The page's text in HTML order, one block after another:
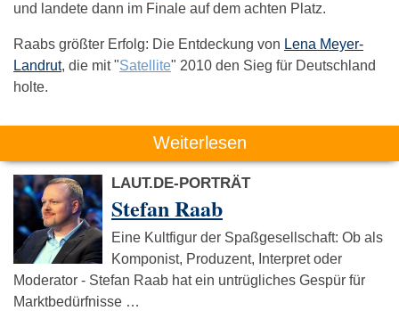
und landete dann im Finale auf dem achten Platz.
Raabs größter Erfolg: Die Entdeckung von Lena Meyer-
Landrut, die mit "Satellite" 2010 den Sieg für Deutschland
holte.
Weiterlesen
LAUT.DE-PORTRÄT
Stefan Raab
Eine Kultfigur der Spaßgesellschaft: Ob als
Komponist, Produzent, Interpret oder
Moderator - Stefan Raab hat ein untrügliches Gespür für
Marktbedürfnisse …